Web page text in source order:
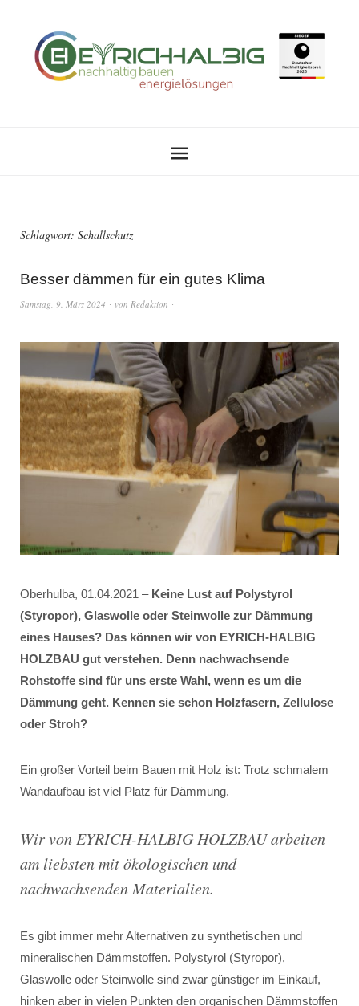
Schlagwort: Schallschutz
Besser dämmen für ein gutes Klima
Samstag, 9. März 2024 von Redaktion
Oberhulba, 01.04.2021 – Keine Lust auf Polystyrol
(Styropor), Glaswolle oder Steinwolle zur Dämmung
eines Hauses? Das können wir von EYRICH-HALBIG
HOLZBAU gut verstehen. Denn nachwachsende
Rohstoffe sind für uns erste Wahl, wenn es um die
Dämmung geht. Kennen sie schon Holzfasern, Zellulose
oder Stroh?
Ein großer Vorteil beim Bauen mit Holz ist: Trotz schmalem
Wandaufbau ist viel Platz für Dämmung.
Wir von EYRICH-HALBIG HOLZBAU arbeiten
am liebsten mit ökologischen und
nachwachsenden Materialien.
Es gibt immer mehr Alternativen zu synthetischen und
mineralischen Dämmstoffen. Polystyrol (Styropor),
Glaswolle oder Steinwolle sind zwar günstiger im Einkauf,
hinken aber in vielen Punkten den organischen Dämmstoffen